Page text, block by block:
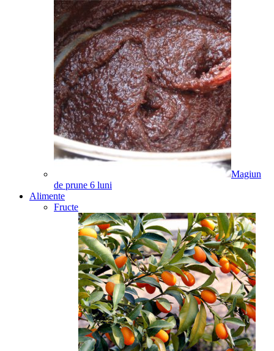
Magiun
de prune 6 luni
Alimente
Fructe